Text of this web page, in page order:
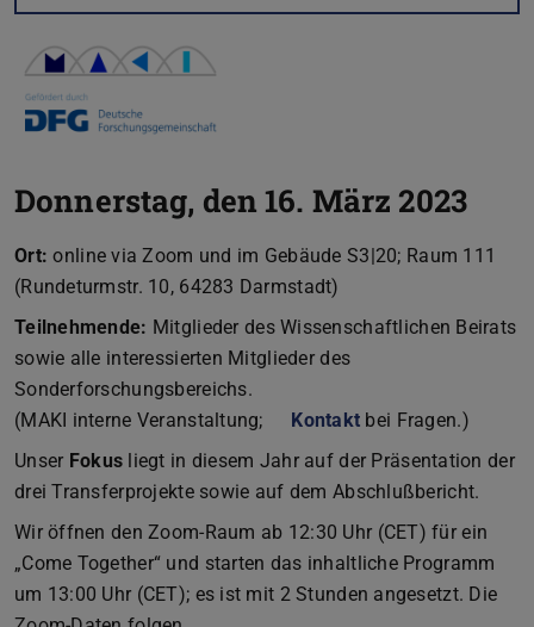
Donnerstag, den 16. März 2023
Ort:online via Zoom und im Gebäude S3|20; Raum 111
(Rundeturmstr. 10, 64283 Darmstadt)
Teilnehmende: Mitglieder des Wissenschaftlichen Beirats
sowie alle interessierten Mitglieder des
Sonderforschungsbereichs.
(MAKI interne Veranstaltung;
Kontakt bei Fragen.)
Unser Fokus liegt in diesem Jahr auf der Präsentation der
drei Transferprojekte sowie auf dem Abschlußbericht.
Wir öffnen den Zoom-Raum ab 12:30 Uhr (CET) für ein
„Come Together“ und starten das inhaltliche Programm
um 13:00 Uhr (CET); es ist mit 2 Stunden angesetzt. Die